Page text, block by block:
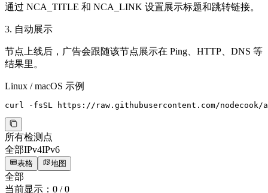
通过 NCA_TITLE 和 NCA_LINK 设置展示标题和跳转链接。
3. 自动展示
节点上线后，广告会跟随该节点展示在 Ping、HTTP、DNS 等
结果里。
Linux / macOS 示例
curl -fsSL https://raw.githubusercontent.com/nodecook/
所有检测点
全部IPv4IPv6
表格 地图
全部
当前显示： 0 /0